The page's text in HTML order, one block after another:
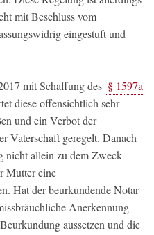
mit Beschluss vom
eingestuft und
mit Schaffung des § 1597a
diese offensichtlich sehr
und ein Verbot der
Vaterschaft geregelt. Danach
nicht allein zu dem Zweck
Mutter eine
Hat der beurkundende Notar
Anerkennung
aussetzen und die